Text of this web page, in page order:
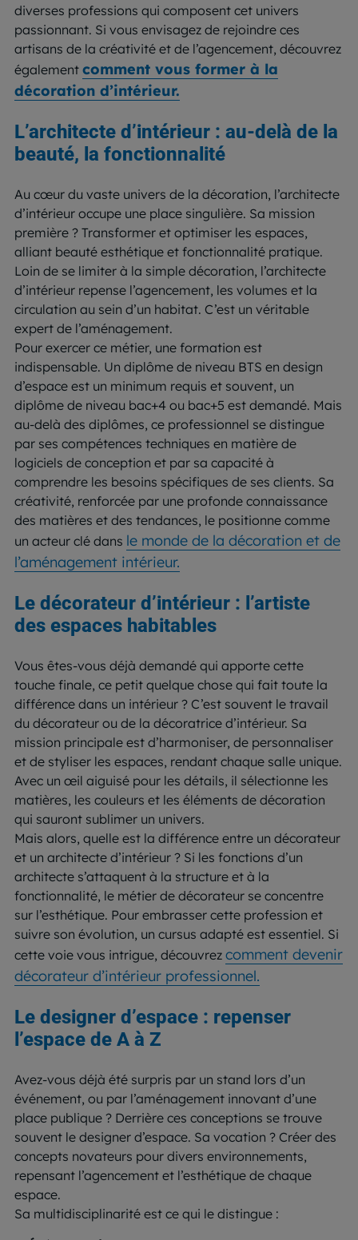
diverses professions qui composent cet univers
passionnant. Si vous envisagez de rejoindre ces
artisans de la créativité et de l’agencement, découvrez
également comment vous former à la
décoration d’intérieur.
L’architecte d’intérieur : au-delà de la
beauté, la fonctionnalité
Au cœur du vaste univers de la décoration, l’architecte
d’intérieur occupe une place singulière. Sa mission
première ? Transformer et optimiser les espaces,
alliant beauté esthétique et fonctionnalité pratique.
Loin de se limiter à la simple décoration, l’architecte
d’intérieur repense l’agencement, les volumes et la
circulation au sein d’un habitat. C’est un véritable
expert de l’aménagement.
Pour exercer ce métier, une formation est
indispensable. Un diplôme de niveau BTS en design
d’espace est un minimum requis et souvent, un
diplôme de niveau bac+4 ou bac+5 est demandé. Mais
au-delà des diplômes, ce professionnel se distingue
par ses compétences techniques en matière de
logiciels de conception et par sa capacité à
comprendre les besoins spécifiques de ses clients. Sa
créativité, renforcée par une profonde connaissance
des matières et des tendances, le positionne comme
un acteur clé dans le monde de la décoration et de
l’aménagement intérieur.
Le décorateur d’intérieur : l’artiste
des espaces habitables
Vous êtes-vous déjà demandé qui apporte cette
touche finale, ce petit quelque chose qui fait toute la
différence dans un intérieur ? C’est souvent le travail
du décorateur ou de la décoratrice d’intérieur. Sa
mission principale est d’harmoniser, de personnaliser
et de styliser les espaces, rendant chaque salle unique.
Avec un œil aiguisé pour les détails, il sélectionne les
matières, les couleurs et les éléments de décoration
qui sauront sublimer un univers.
Mais alors, quelle est la différence entre un décorateur
et un architecte d’intérieur ? Si les fonctions d’un
architecte s’attaquent à la structure et à la
fonctionnalité, le métier de décorateur se concentre
sur l’esthétique. Pour embrasser cette profession et
suivre son évolution, un cursus adapté est essentiel. Si
cette voie vous intrigue, découvrez comment devenir
décorateur d’intérieur professionnel.
Le designer d’espace : repenser
l’espace de A à Z
Avez-vous déjà été surpris par un stand lors d’un
événement, ou par l’aménagement innovant d’une
place publique ? Derrière ces conceptions se trouve
souvent le designer d’espace. Sa vocation ? Créer des
concepts novateurs pour divers environnements,
repensant l’agencement et l’esthétique de chaque
espace.
Sa multidisciplinarité est ce qui le distingue :